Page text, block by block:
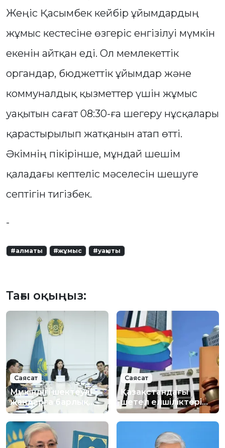
Жеңіс Қасымбек кейбір ұйымдардың
жұмыс кестесіне өзгеріс енгізілуі мүмкін
екенін айтқан еді. Ол мемлекеттік
органдар, бюджеттік ұйымдар және
коммуналдық қызметтер үшін жұмыс
уақытын сағат 08:30-ға шегеру нұсқалары
қарастырылып жатқанын атап өтті.
Әкімнің пікірінше, мұндай шешім
қаладағы кептеліс мәселесін шешуге
септігін тигізбек.
-
#алматы #жұмыс #уақыты
Тағы оқыңыз:
Саясат
Мүмкіндігі шектеулі
жандарға барлық
мүмкіндіктер
қарастырылады
Саясат
Қазақстандағы
шетел елшіліктері
ЛГБТ
қауымдастығын
қолдап мәлімдеме
жасады